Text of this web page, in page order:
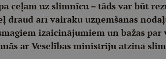
ceļam uz slimnīcu – tāds var būt
arī vairāku uzņemšanas
izaicinājumiem un bažas par
ar Veselības ministriju atzina